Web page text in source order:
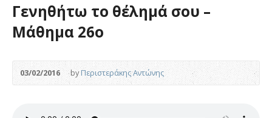
Γενηθήτω το θέλημά σου –
Μάθημα 26ο
03/02/2016 byΠεριστεράκης Αντώνης